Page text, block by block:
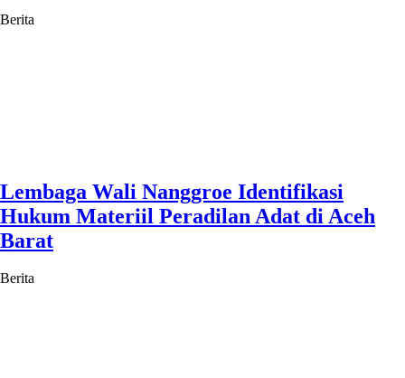
Berita
Lembaga Wali Nanggroe Identifikasi
Hukum Materiil Peradilan Adat di Aceh
Barat
Berita